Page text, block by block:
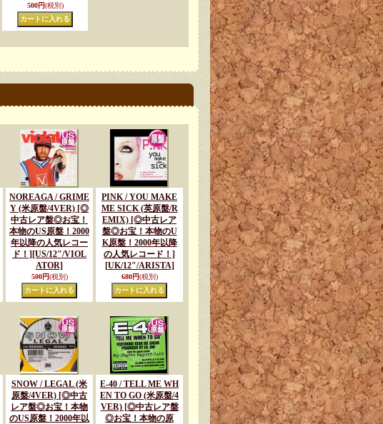
500円(税別)
NOREAGA / GRIME
Y (米原盤/4VER) [◎
中古レア盤◎お宝！
本物のUS原盤！2000
年以降の人気レコー
ド！] [US/12"/VIOL
ATOR]
500円(税別)
PINK / YOU MAKE
ME SICK (英原盤/R
EMIX) [◎中古レア
盤◎お宝！本物のU
K原盤！2000年以降
の人気レコード！]
[UK/12"/ARISTA]
680円(税別)
SNOW / LEGAL (米
原盤/4VER) [◎中古
レア盤◎お宝！本物
のUS原盤！2000年以
E-40 / TELL ME WH
EN TO GO (米原盤/4
VER) [◎中古レア盤
◎お宝！本物の原